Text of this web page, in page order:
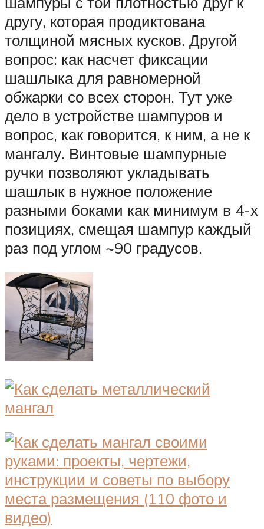
другу, которая продиктована
толщиной мясных кусков. Другой
вопрос: как насчет фиксации
шашлыка для равномерной
обжарки со всех сторон. Тут уже
дело в устройстве шампуров и
вопрос, как говорится, к ним, а не к
мангалу. Винтовые шампурные
ручки позволяют укладывать
шашлык в нужное положение
разными боками как минимум в 4-х
позициях, смещая шампур каждый
раз под углом ~90 градусов.